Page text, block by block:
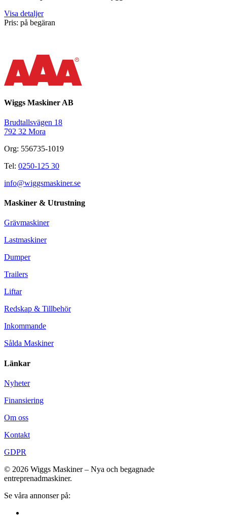
Visa detaljer
Pris: på begäran
Wiggs Maskiner AB
Brudtallsvägen 18
792 32 Mora
Org: 556735-1019
Tel: 0250-125 30
info@wiggsmaskiner.se
Maskiner & Utrustning
Grävmaskiner
Lastmaskiner
Dumper
Trailers
Liftar
Redskap & Tillbehör
Inkommande
Sålda Maskiner
Länkar
Nyheter
Finansiering
Om oss
Kontakt
GDPR
© 2026 Wiggs Maskiner – Nya och begagnade
entreprenadmaskiner.
Se våra annonser på: